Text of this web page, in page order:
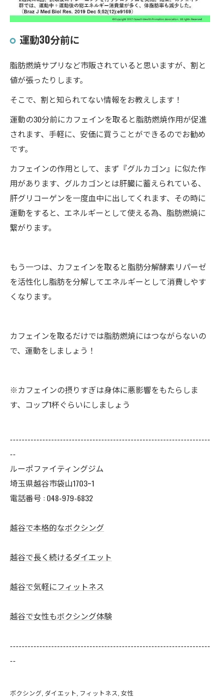
運動30分前に
脂肪燃焼サプリなど市販されていると思いますが、割と
値が張ったりします。
そこで、割と知られてない情報をお教えします！
運動の30分前にカフェインを取ると脂肪燃焼作用が促進
されます、手軽に、安価に買うことができるのでお勧め
です。
カフェインの作用として、まず『グルカゴン』に似た作
用があります、グルカゴンとは肝臓に蓄えられている、
肝グリコーゲンを一度血中に出してくれます、その時に
運動をすると、エネルギーとして使える為、脂肪燃焼に
繋がります。
もう一つは、カフェインを取ると脂肪分解酵素リパーゼ
を活性化し脂肪を分解してエネルギーとして消費しやす
くなります。
カフェインを取るだけでは脂肪燃焼にはつながらないの
で、運動をしましょう！
※カフェインの摂りすぎは身体に悪影響をもたらしま
す、コップ1杯ぐらいにしましょう
--------------------------------------------------------------------
--
ルーポファイティングジム
埼玉県越谷市袋山1703ｰ1
電話番号 : 048-979-6832
越谷で本格的なボクシング
越谷で長く続けるダイエット
越谷で気軽にフィットネス
越谷で女性もボクシング体験
--------------------------------------------------------------------
--
ボクシング ダイエット フィットネス 女性